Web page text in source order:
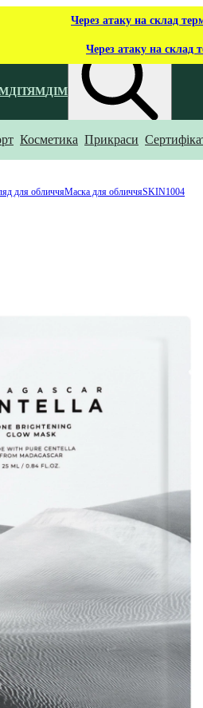
Через атаку на склад
Через атаку на склад
ДІТЯМДІМ
Що ти шукаєш?
Косметика Прикраси
для обличчяМаска для обличчяSKIN1004